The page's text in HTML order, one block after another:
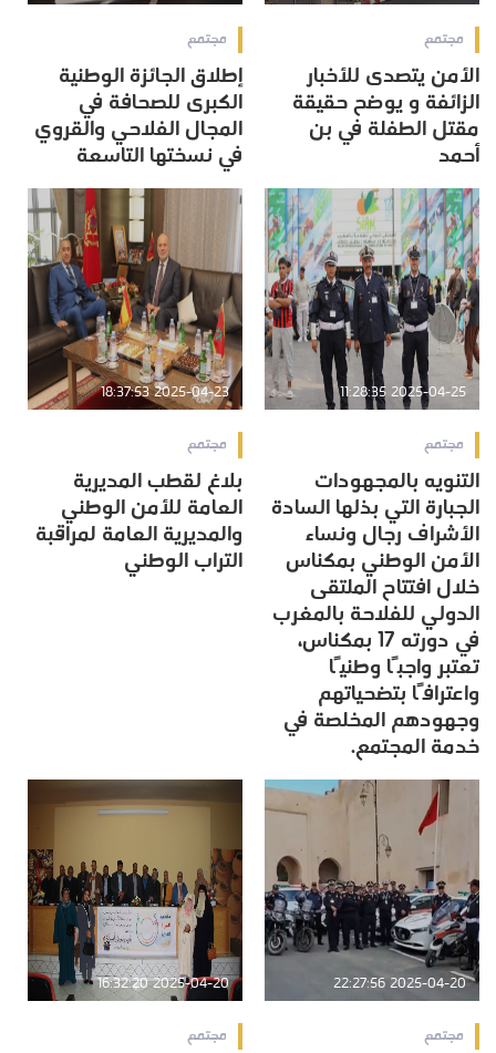
مجتمع
الأمن يتصدى للأخبار
الزائفة و يوضح حقيقة
مقتل الطفلة في بن
أحمد
مجتمع
إطلاق الجائزة الوطنية
الكبرى للصحافة في
المجال الفلاحي والقروي
في نسختها التاسعة
2025-04-25 11:28:35
مجتمع
التنويه بالمجهودات
الجبارة التي بذلها السادة
الأشراف رجال ونساء
الأمن الوطني بمكناس
خلال افتتاح الملتقى
الدولي للفلاحة بالمغرب
في دورته 17 بمكناس،
تعتبر واجبًا وطنيًا
واعترافًا بتضحياتهم
وجهودهم المخلصة في
خدمة المجتمع.
2025-04-23 18:37:53
مجتمع
بلاغ لقطب المديرية
العامة للأمن الوطني
والمديرية العامة لمراقبة
التراب الوطني
2025-04-20 22:27:56
مجتمع
2025-04-20 16:32:20
مجتمع